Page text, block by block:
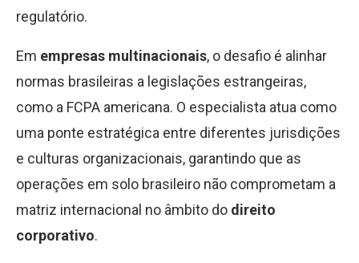
regulatório.
Em empresas multinacionais, o desafio é alinhar
normas brasileiras a legislações estrangeiras,
como a FCPA americana. O especialista atua como
uma ponte estratégica entre diferentes jurisdições
e culturas organizacionais, garantindo que as
operações em solo brasileiro não comprometam a
matriz internacional no âmbito do direito
corporativo.